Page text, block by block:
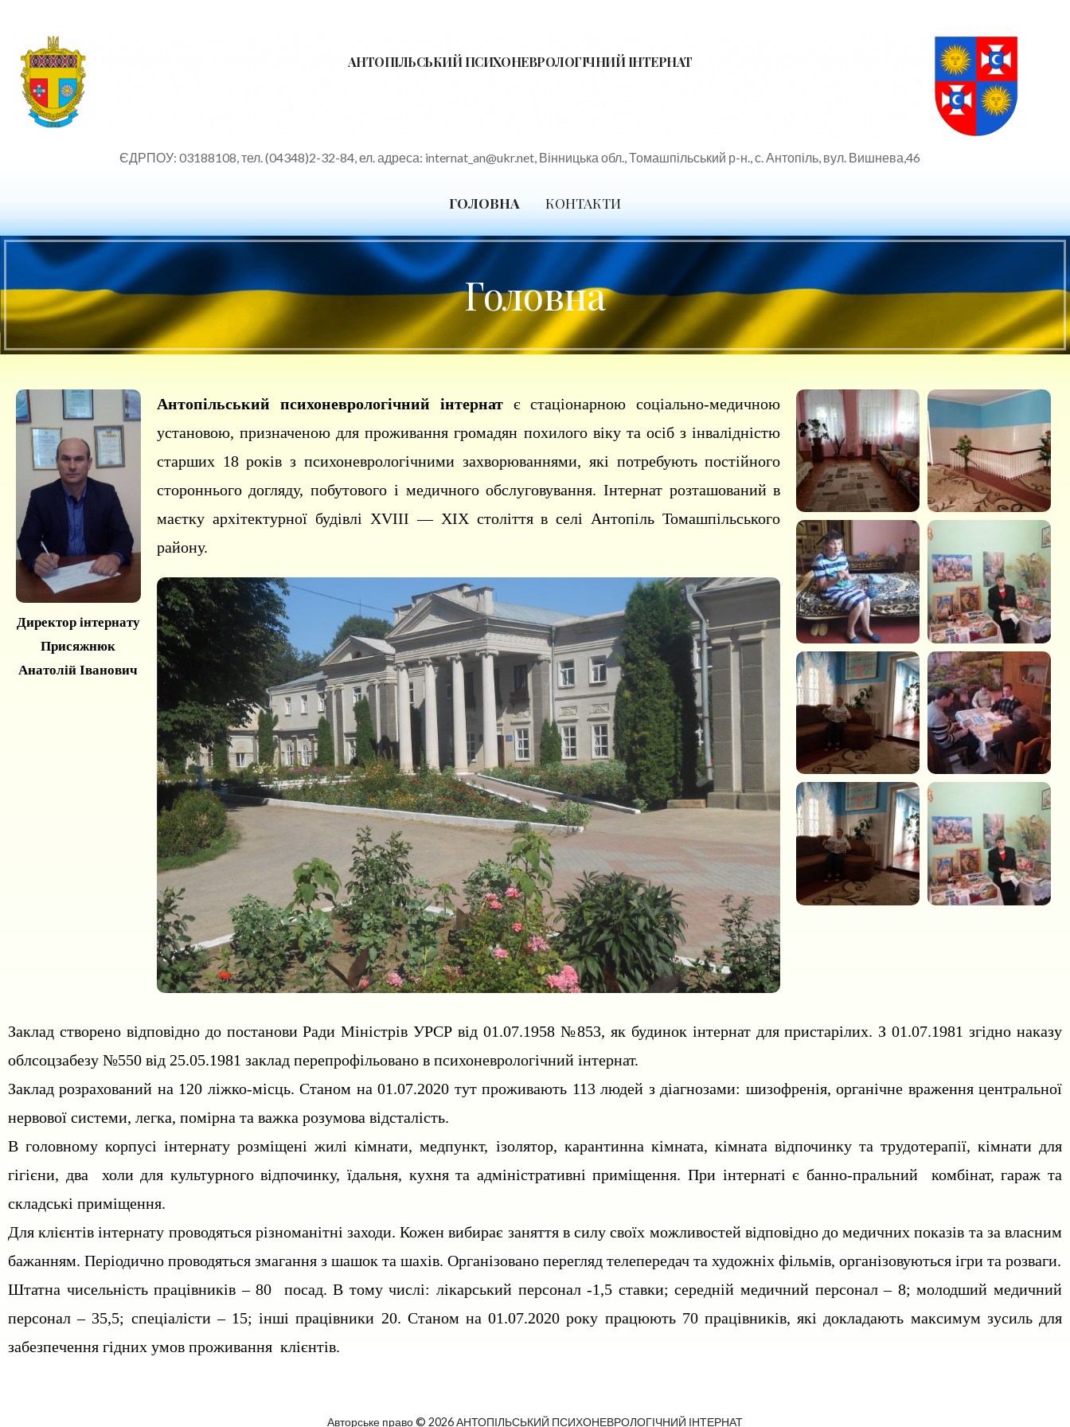
АНТОПІЛЬСЬКИЙ ПСИХОНЕВРОЛОГІЧНИЙ ІНТЕРНАТ
ЄДРПОУ: 03188108, тел. (04348)2-32-84, ел. адреса: internat_an@ukr.net, Вінницька обл., Томашпільський р-н., с. Антопіль, вул. Вишнева,46
ГОЛОВНА КОНТАКТИ
Головна
Директор інтернату
Присяжнюк
Анатолій Іванович
Антопільський психоневрологічний інтернатє стаціонарною соціально-медичною
установою, призначеною для проживання громадян похилого віку та осіб з інвалідністю
старших 18 років з психоневрологічними захворюваннями, які потребують постійного
стороннього догляду, побутового і медичного обслуговування. Інтернат розташований в
маєтку архітектурної будівлі XVIII — XIX століття в селі Антопіль Томашпільського
району.
Заклад створено відповідно до постанови Ради Міністрів УРСР від 01.07.1958 №853, як будинок інтернат для пристарілих. З 01.07.1981 згідно наказу
облсоцзабезу №550 від 25.05.1981 заклад перепрофільовано в психоневрологічний інтернат.
Заклад розрахований на 120 ліжко-місць. Станом на 01.07.2020 тут проживають 113 людей з діагнозами: шизофренія, органічне враження центральної
нервової системи, легка, помірна та важка розумова відсталість.
В головному корпусі інтернату розміщені жилі кімнати, медпункт, ізолятор, карантинна кімната, кімната відпочинку та трудотерапії, кімнати для
гігієни, два холи для культурного відпочинку, їдальня, кухня та адміністративні приміщення. При інтернаті є банно-пральний комбінат, гараж та
складські приміщення.
Для клієнтів інтернату проводяться різноманітні заходи. Кожен вибирає заняття в силу своїх можливостей відповідно до медичних показів та за власним
бажанням. Періодично проводяться змагання з шашок та шахів. Організовано перегляд телепередач та художніх фільмів, організовуються ігри та розваги.
Штатна чисельність працівників – 80 посад. В тому числі: лікарський персонал -1,5 ставки; середній медичний персонал – 8; молодший медичний
персонал – 35,5; спеціалісти – 15; інші працівники 20. Станом на 01.07.2020 року працюють 70 працівників, які докладають максимум зусиль для
забезпечення гідних умов проживання клієнтів.
Авторське право © 2026 АНТОПІЛЬСЬКИЙ ПСИХОНЕВРОЛОГІЧНИЙ ІНТЕРНАТ